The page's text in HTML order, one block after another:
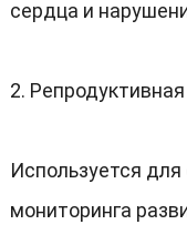
сердца и
2.
Используется
мониторинга